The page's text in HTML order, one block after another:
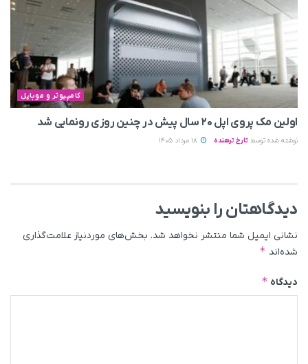
کامپیوتر و موبایل
اولین مک پروی اپل ۲۰ سال پیش در چنین روزی رونمایی شد
نوشته شده توسط تارخ ترهنده
دیدگاهتان را بنویسید
نشانی ایمیل شما منتشر نخواهد شد. بخش‌های موردنیاز علامت‌گذاری
شده‌اند *
دیدگاه *